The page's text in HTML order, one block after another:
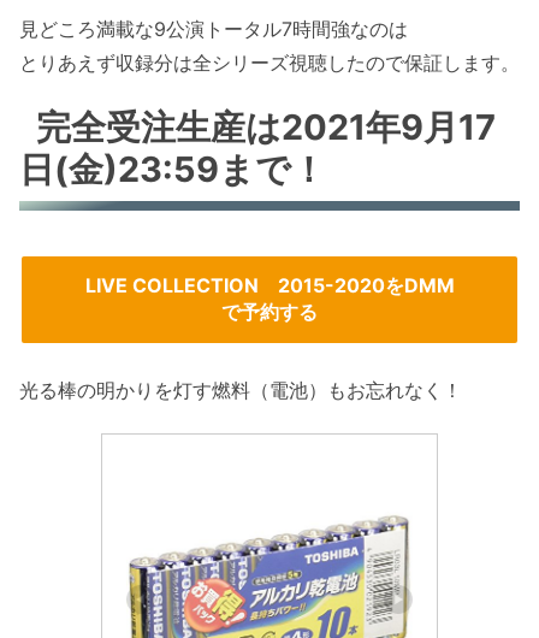
見どころ満載な9公演トータル7時間強なのは
とりあえず収録分は全シリーズ視聴したので保証します。
完全受注生産は2021年9月17
日(金)23:59まで！
LIVE COLLECTION 2015-2020をDMM
で予約する
光る棒の明かりを灯す燃料（電池）もお忘れなく！